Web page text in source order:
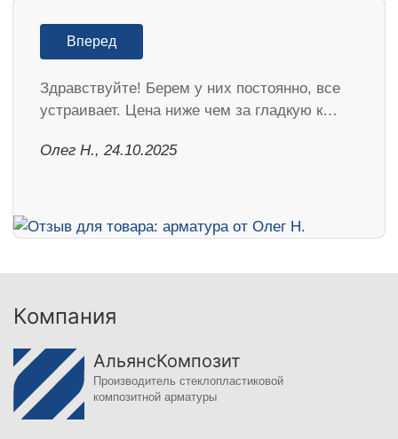
Вперед
Здравствуйте! Берем у них постоянно, все
устраивает. Цена ниже чем за гладкую к…
Олег Н., 24.10.2025
Компания
АльянсКомпозит
Производитель стеклопластиковой
композитной арматуры